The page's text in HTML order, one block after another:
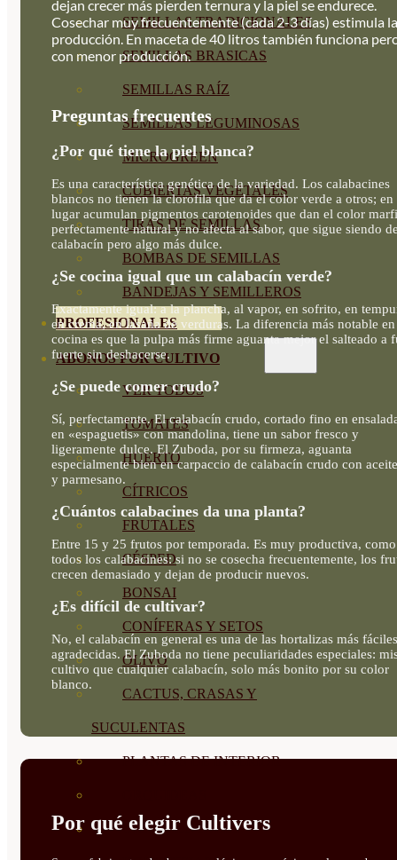
SEMILLAS TRADICIONALES
SEMILLAS BRASICAS
SEMILLAS RAÍZ
SEMILLAS LEGUMINOSAS
MICROGREEN
CUBIERTAS VEGETALES
TIRAS DE SEMILLAS
BOMBAS DE SEMILLAS
BANDEJAS Y SEMILLEROS
PROFESIONALES
ABONOS POR CULTIVO
VER TODOS
TOMATES
HUERTO
CÍTRICOS
FRUTALES
CÉSPED
BONSAI
CONÍFERAS Y SETOS
OLIVO
CACTUS, CRASAS Y
SUCULENTAS
PLANTAS DE INTERIOR
ORNAMENTALES
dejan crecer más pierden ternura y la piel se endurece.
Cosechar muy frecuentemente (cada 2-3 días) estimula la
producción. En maceta de 40 litros también funciona
con menor producción.
Preguntas frecuentes
¿Por qué tiene la piel blanca?
Es una característica genética de la variedad. Los calabacines
blancos no tienen la clorofila que da el color verde a otros; en
lugar acumulan pigmentos carotenoides que dan el color
perfectamente natural y no afecta al sabor, que sigue siendo
calabacín pero algo más dulce.
¿Se cocina igual que un calabacín verde?
Exactamente igual: a la plancha, al vapor, en sofrito, en
en crema, en lasaña de verduras. La diferencia más notable en
cocina es que la pulpa más firme aguanta mejor el salteado a
fuerte sin deshacerse.
¿Se puede comer crudo?
Sí, perfectamente. El calabacín crudo, cortado fino en
en «espaguetis» con mandolina, tiene un sabor fresco y
ligeramente dulce. El Zuboda, por su firmeza, aguanta
especialmente bien en carpaccio de calabacín crudo con
y parmesano.
¿Cuántos calabacines da una planta?
Entre 15 y 25 frutos por temporada. Es muy productiva, como
todos los calabacines: si no se cosecha frecuentemente, los
crecen demasiado y dejan de producir nuevos.
¿Es difícil de cultivar?
No, el calabacín en general es una de las hortalizas más
agradecidas. El Zuboda no tiene peculiaridades especiales:
cultivo que cualquier calabacín, solo más bonito por su color
blanco.
Por qué elegir Cultivers